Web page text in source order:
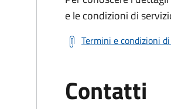
e le condizioni di
Termini e condizioni
Contatti